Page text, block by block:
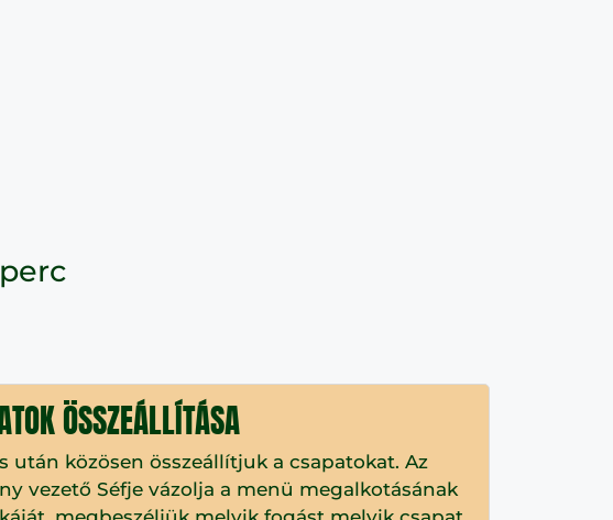
perc
ÖSSZEÁLLÍTÁSA
után közösen összeállítjuk a csapatokat. Az
vezető Séfje vázolja a menü megalkotásának